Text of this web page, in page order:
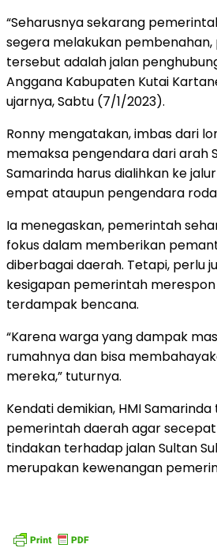
“Seharusnya sekarang
segera melakukan pembenahan,
tersebut adalah jalan
Anggana Kabupaten Kutai
ujarnya, Sabtu (7/1/2023).
Ronny mengatakan, imbas dari
memaksa pengendara dari arah
Samarinda harus dialihkan ke
empat ataupun pengendara roda
Ia menegaskan, pemerintah
fokus dalam memberikan
diberbagai daerah. Tetapi, perlu
kesigapan pemerintah
terdampak bencana.
“Karena warga yang dampak
rumahnya dan bisa
mereka,” tuturnya.
Kendati demikian, HMI
pemerintah daerah agar
tindakan terhadap jalan Sultan
merupakan kewenangan